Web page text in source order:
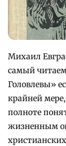
Михаил
самый
Головлевы»
крайней
полноте
жизненным